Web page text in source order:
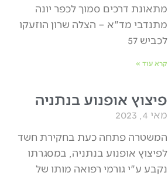
מתאונת דרכים סמוך לכפר יונה
מתנדבי מד"א – הצלה שרון הוזעקו
לכביש 57
קרא עוד »
פיצוץ אופנוע בנתניה
מאי 4, 2023
המשטרה פתחה כעת בחקירת חשד
לפיצוץ אופנוע בנתניה, במסגרתו
נקבע ע"י גורמי רפואה מותו של